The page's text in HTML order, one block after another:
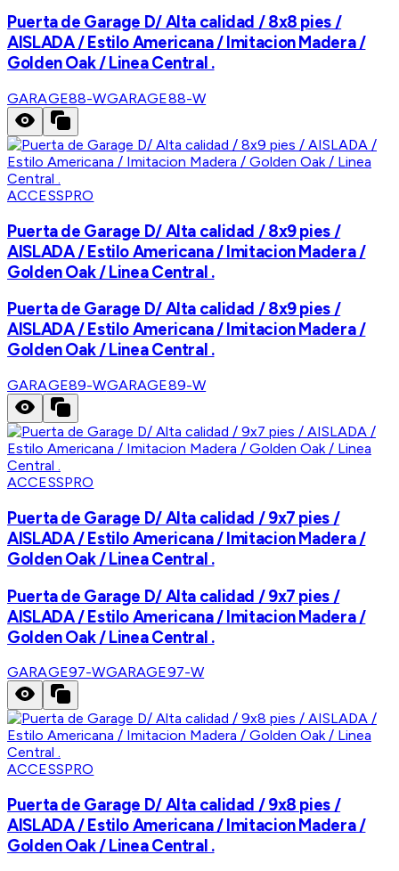
Puerta de Garage D/ Alta calidad / 8x8 pies /
AISLADA / Estilo Americana / Imitacion Madera /
Golden Oak / Linea Central .
GARAGE88-WGARAGE88-W
ACCESSPRO
Puerta de Garage D/ Alta calidad / 8x9 pies /
AISLADA / Estilo Americana / Imitacion Madera /
Golden Oak / Linea Central .
Puerta de Garage D/ Alta calidad / 8x9 pies /
AISLADA / Estilo Americana / Imitacion Madera /
Golden Oak / Linea Central .
GARAGE89-WGARAGE89-W
ACCESSPRO
Puerta de Garage D/ Alta calidad / 9x7 pies /
AISLADA / Estilo Americana / Imitacion Madera /
Golden Oak / Linea Central .
Puerta de Garage D/ Alta calidad / 9x7 pies /
AISLADA / Estilo Americana / Imitacion Madera /
Golden Oak / Linea Central .
GARAGE97-WGARAGE97-W
ACCESSPRO
Puerta de Garage D/ Alta calidad / 9x8 pies /
AISLADA / Estilo Americana / Imitacion Madera /
Golden Oak / Linea Central .